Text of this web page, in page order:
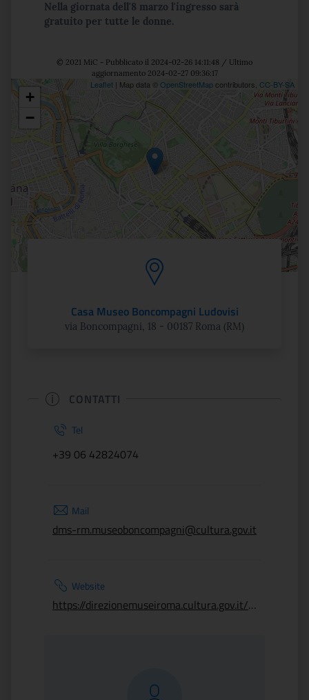
Nella giornata dell'8 marzo l'ingresso sarà
gratuito per tutte le donne.
© 2021 MiC - Pubblicato il 2024-02-26 14:11:48 / Ultimo
aggiornamento 2024-02-27 09:36:17
Posizione
+
−
Leaflet | Map data © OpenStreetMapcontributors, CC-BY-SA
Casa Museo Boncompagni Ludovisi
via Boncompagni, 18 - 00187 Roma (RM)
CONTATTI
Tel
+39 06 42824074
Mail
dms-rm.museoboncompagni@cultura.gov.it
Website
https://direzionemuseiroma.cultura.gov.it/museo-boncompagni-ludovisi/